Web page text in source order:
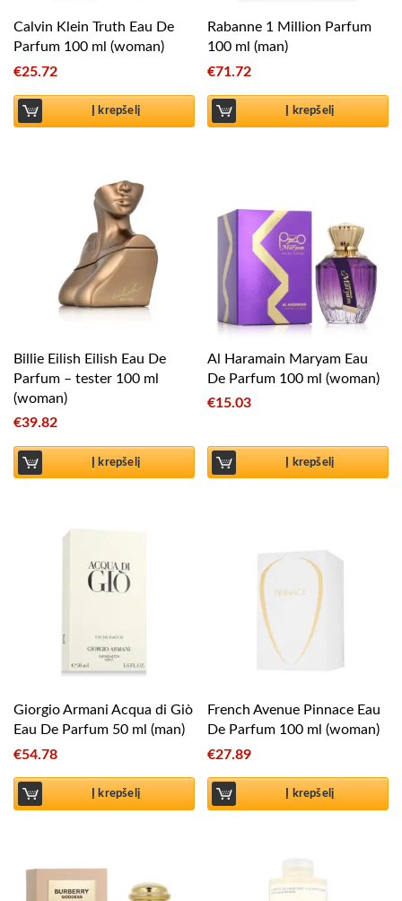
Calvin Klein Truth Eau De
Parfum 100 ml (woman)
€25.72
Į krepšelį
Rabanne 1 Million Parfum
100 ml (man)
€71.72
Į krepšelį
Billie Eilish Eilish Eau De
Parfum – tester 100 ml
(woman)
€39.82
Į krepšelį
Al Haramain Maryam Eau
De Parfum 100 ml (woman)
€15.03
Į krepšelį
Giorgio Armani Acqua di Giò
Eau De Parfum 50 ml (man)
€54.78
Į krepšelį
French Avenue Pinnace Eau
De Parfum 100 ml (woman)
€27.89
Į krepšelį